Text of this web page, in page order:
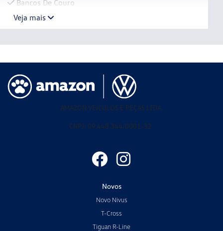
Bancos De Couro
Veja mais
AMAZON VEICULOS E PEÇAS LTDA
CNPJ: 09.448.344/0001-32
Novos
Novo Nivus
T-Cross
Tiguan R-Line